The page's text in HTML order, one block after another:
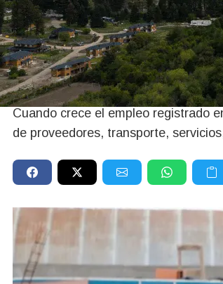
03/06/2026
Río Negro y
empleo en
Cuando crece el empleo registrado
de proveedores, transporte,